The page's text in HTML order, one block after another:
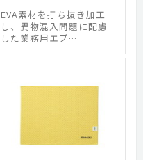
EVA素材を打ち抜き加工
し、異物混入問題に配慮
した業務用エプ…